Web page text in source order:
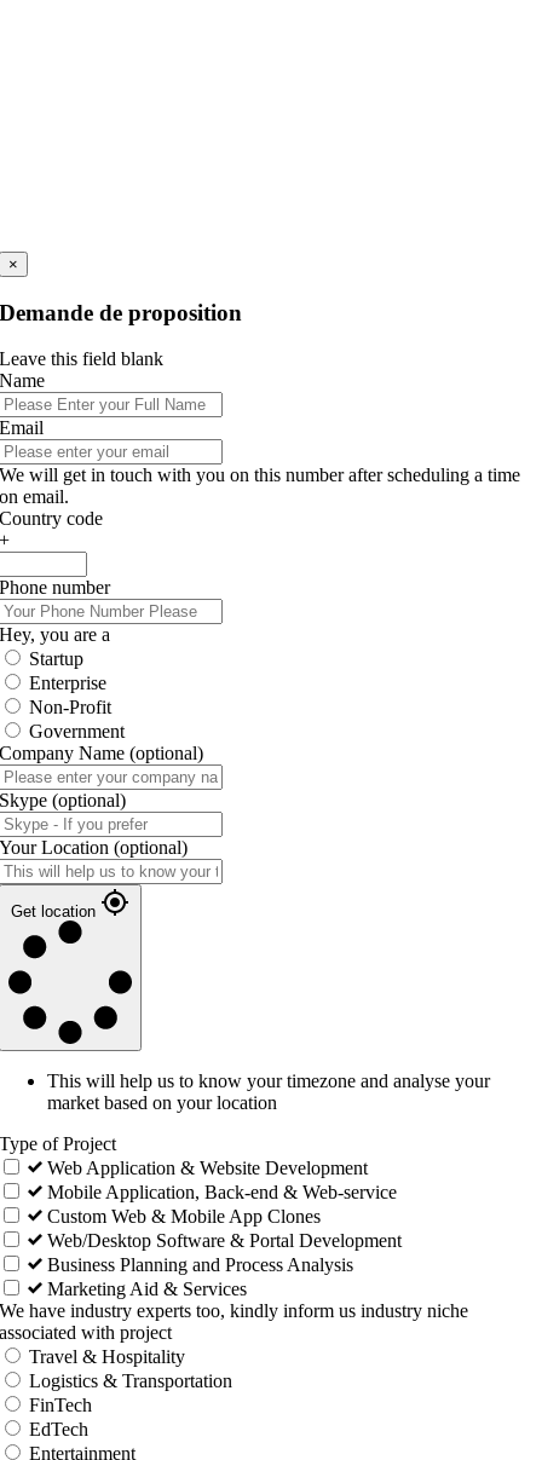
×
Demande de proposition
Leave this field blank
Name
Email
We will get in touch with you on this number after scheduling a time
on email.
Country code
+
Phone number
Hey, you are a
Startup
Enterprise
Non-Profit
Government
Company Name (optional)
Skype (optional)
Your Location (optional)
Get location
This will help us to know your timezone and analyse your
market based on your location
Type of Project
Web Application & Website Development
Mobile Application, Back-end & Web-service
Custom Web & Mobile App Clones
Web/Desktop Software & Portal Development
Business Planning and Process Analysis
Marketing Aid & Services
We have industry experts too, kindly inform us industry niche
associated with project
Travel & Hospitality
Logistics & Transportation
FinTech
EdTech
Entertainment